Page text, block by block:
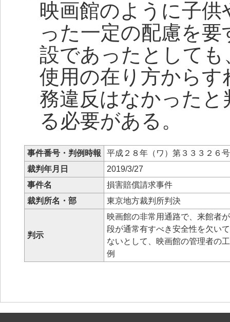
映画館のように子
った一定の配慮を
設であったとして
使用の在り方から
務違反はなかった
る必要がある。
事件番号・判例時報
平成２８年（ワ）第３３３２６
裁判年月日
2019/3/27
事件名
損害賠償請求事件
裁判所名・部
東京地方裁判所判決
判示
映画館の非常用通路で、来館者
段が通常有すべき安全性を欠い
ないとして、映画館の管理者の
例